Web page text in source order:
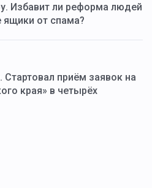
Избавит ли реформа людей
ящики от спама?
приём заявок на
края» в четырёх